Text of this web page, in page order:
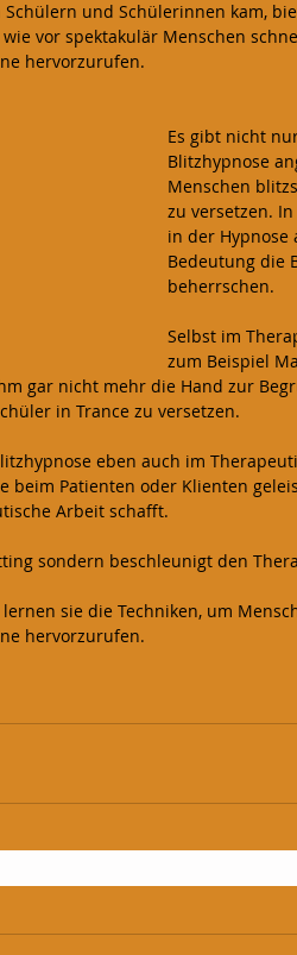
Deals - Black Friday
und Schülerinnen kam,
vor spektakulär Menschen
hervorzurufen.
Es gibt nicht
Blitzhypnose
Menschen
zu versetzen.
in der Hypnose
Bedeutung die
beherrschen.
Selbst im
zum Beispiel
gar nicht mehr die Hand zur
in Trance zu versetzen.
eben auch im
beim Patienten oder Klienten
Arbeit schafft.
sondern beschleunigt den
sie die Techniken, um
hervorzurufen.